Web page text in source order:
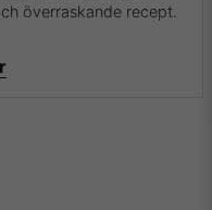
överraskande recept.
PG.
återförsäljare av
några av de absolut
som finns